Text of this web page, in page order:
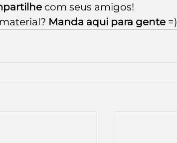
com seus amigos!
Manda aqui para gente =)